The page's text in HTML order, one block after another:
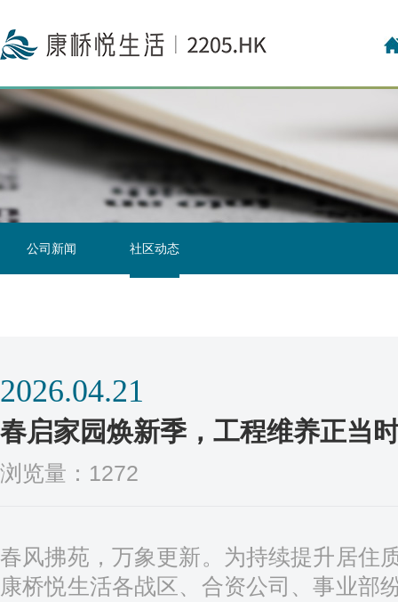
公司新闻 社区动态
2026.04.21
春启家园焕新季，工程维养正当
浏览量：1272
春风拂苑，万象更新。为持续提升居住
康桥悦生活各战区、合资公司、事业部